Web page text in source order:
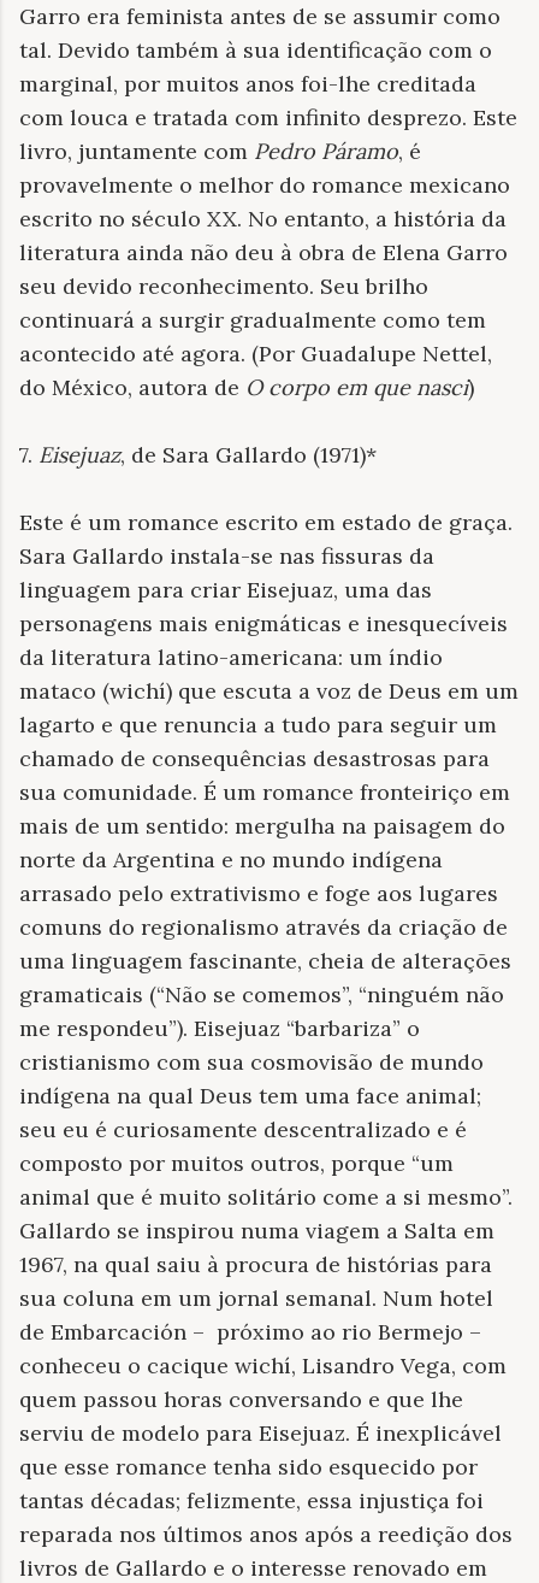
Garro era feminista antes de se assumir como
tal. Devido também à sua identificação com o
marginal, por muitos anos foi-lhe creditada
com louca e tratada com infinito desprezo. Este
livro, juntamente com Pedro Páramo, é
provavelmente o melhor do romance mexicano
escrito no século XX. No entanto, a história da
literatura ainda não deu à obra de Elena Garro
seu devido reconhecimento. Seu brilho
continuará a surgir gradualmente como tem
acontecido até agora. (Por Guadalupe Nettel,
do México, autora de O corpo em que nasci)
7. Eisejuaz, de Sara Gallardo (1971)*
Este é um romance escrito em estado de graça.
Sara Gallardo instala-se nas fissuras da
linguagem para criar Eisejuaz, uma das
personagens mais enigmáticas e inesquecíveis
da literatura latino-americana: um índio
mataco (wichí) que escuta a voz de Deus em um
lagarto e que renuncia a tudo para seguir um
chamado de consequências desastrosas para
sua comunidade. É um romance fronteiriço em
mais de um sentido: mergulha na paisagem do
norte da Argentina e no mundo indígena
arrasado pelo extrativismo e foge aos lugares
comuns do regionalismo através da criação de
uma linguagem fascinante, cheia de alterações
gramaticais (“Não se comemos”, “ninguém não
me respondeu”). Eisejuaz “barbariza” o
cristianismo com sua cosmovisão de mundo
indígena na qual Deus tem uma face animal;
seu eu é curiosamente descentralizado e é
composto por muitos outros, porque “um
animal que é muito solitário come a si mesmo”.
Gallardo se inspirou numa viagem a Salta em
1967, na qual saiu à procura de histórias para
sua coluna em um jornal semanal. Num hotel
de Embarcación – próximo ao rio Bermejo –
conheceu o cacique wichí, Lisandro Vega, com
quem passou horas conversando e que lhe
serviu de modelo para Eisejuaz. É inexplicável
que esse romance tenha sido esquecido por
tantas décadas; felizmente, essa injustiça foi
reparada nos últimos anos após a reedição dos
livros de Gallardo e o interesse renovado em